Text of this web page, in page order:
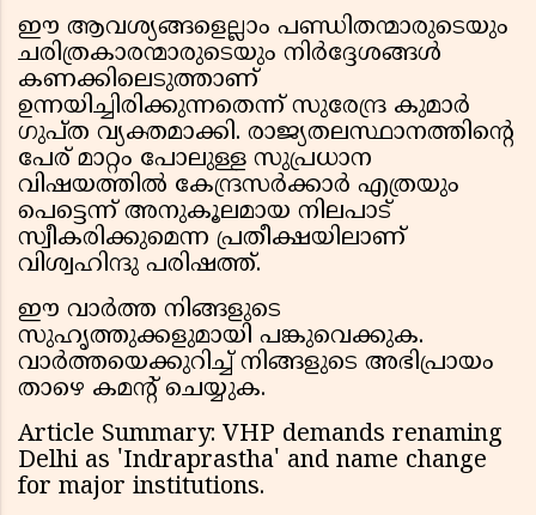
ഈ ആവശ്യങ്ങളെല്ലാം പണ്ഡിതന്മാരുടെയും
ചരിത്രകാരന്മാരുടെയും നിർദ്ദേശങ്ങൾ
കണക്കിലെടുത്താണ്
ഉന്നയിച്ചിരിക്കുന്നതെന്ന് സുരേന്ദ്ര കുമാർ
ഗുപ്ത വ്യക്തമാക്കി. രാജ്യതലസ്ഥാനത്തിന്റെ
പേര് മാറ്റം പോലുള്ള സുപ്രധാന
വിഷയത്തിൽ കേന്ദ്രസർക്കാർ എത്രയും
പെട്ടെന്ന് അനുകൂലമായ നിലപാട്
സ്വീകരിക്കുമെന്ന പ്രതീക്ഷയിലാണ്
വിശ്വഹിന്ദു പരിഷത്ത്.
ഈ വാർത്ത നിങ്ങളുടെ
സുഹൃത്തുക്കളുമായി പങ്കുവെക്കുക.
വാർത്തയെക്കുറിച്ച് നിങ്ങളുടെ അഭിപ്രായം
താഴെ കമൻ്റ് ചെയ്യുക.
Article Summary: VHP demands renaming
Delhi as 'Indraprastha' and name change
for major institutions.